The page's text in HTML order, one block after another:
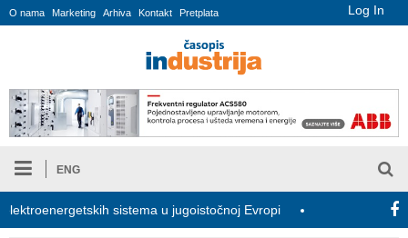
Log In
O nama Marketing Arhiva Kontakt Pretplata
ENG
sistema u jugoistočnoj Evropi COMBYPACK